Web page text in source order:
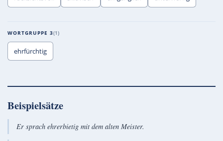
WORTGRUPPE 3 1
ehrfürchtig
Beispielsätze
Er sprach ehrerbietig mit dem alten Meister.